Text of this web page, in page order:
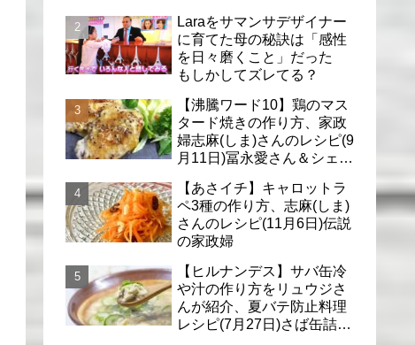
Laraをサマンサデザイナー
に育てた母の秘訣は「感性
を日々磨くこと」だった
もしかしてズレてる？
【沸騰ワード10】鶏のマス
タード焼きの作り方、家政
婦志麻(しま)さんのレシピ(9
月11日)冨永愛さん＆シェリ
【あさイチ】キャロットラ
ペ3種の作り方、志麻(しま)
さんのレシピ(11月6日)伝説
の家政婦
【ヒルナンデス】サバ缶冷
や汁の作り方をリュウジさ
んが紹介、夏バテ防止料理
レシピ(7月27日)さば缶詰で